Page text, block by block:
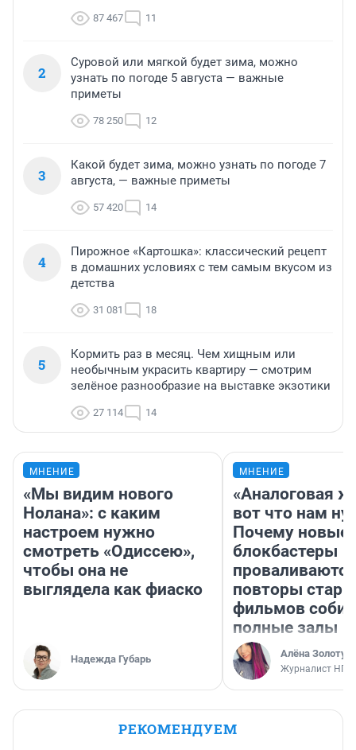
87 467 11
2
Суровой или мягкой будет зима, можно
узнать по погоде 5 августа — важные
приметы
78 250 12
3
Какой будет зима, можно узнать по погоде 7
августа, — важные приметы
57 420 14
4
Пирожное «Картошка»: классический рецепт
в домашних условиях с тем самым вкусом из
детства
31 081 18
5
Кормить раз в месяц. Чем хищным или
необычным украсить квартиру — смотрим
зелёное разнообразие на выставке экзотики
27 114 14
МНЕНИЕ
«Мы видим нового
Нолана»: с каким
настроем нужно
смотреть «Одиссею»,
чтобы она не
выглядела как фиаско
Надежда Губарь
МНЕНИЕ
«Аналоговая
вот что нам
Почему новые
блокбастеры
повторы
фильмов
полные залы
Алёна
Журналист НГС
РЕКОМЕНДУЕМ